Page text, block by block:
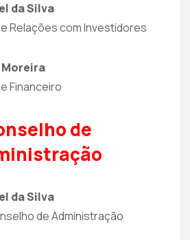
da Silva
Relações com Investidores
Moreira
Financeiro
de
da Silva
de Administração